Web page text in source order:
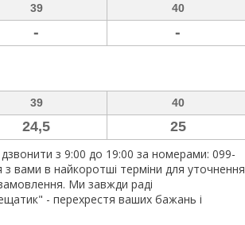
39 40
- -
39 40
24,5 25
з 9:00 до 19:00 за номерами: 099-
вами в найкоротші терміни для уточнення
Ми завжди раді
- перехрестя ваших бажань і